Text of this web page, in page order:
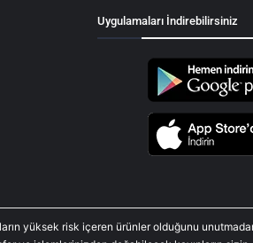
Uygulamaları İndirebilirsiniz
yüksek risk içeren ürünler olduğunu